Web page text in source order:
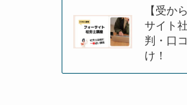
【受か
サイト
判・口
け！